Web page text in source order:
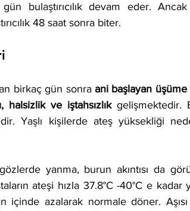
bulaştırıcılık devam eder.
48 saat sonra biter.
birkaç gün sonra ani başlayan
halsizlik ve iştahsızlık gelişmektedir.
Yaşlı kişilerde ateş yüksekliği
yanma, burun akıntısı da
ateşi hızla 37.8°C -40°C e
azalarak normale döner.